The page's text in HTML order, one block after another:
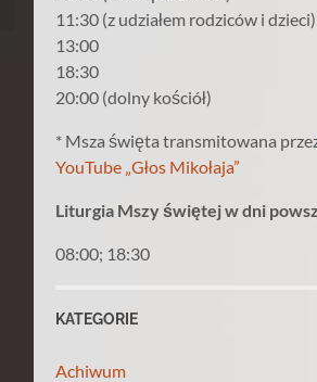
11:30 (z udziałem rodziców i dzieci)
13:00
18:30
20:00 (dolny kościół)
* Msza święta transmitowana
YouTube „Głos Mikołaja”
Liturgia Mszy świętej w dni
08:00; 18:30
KATEGORIE
Achiwum